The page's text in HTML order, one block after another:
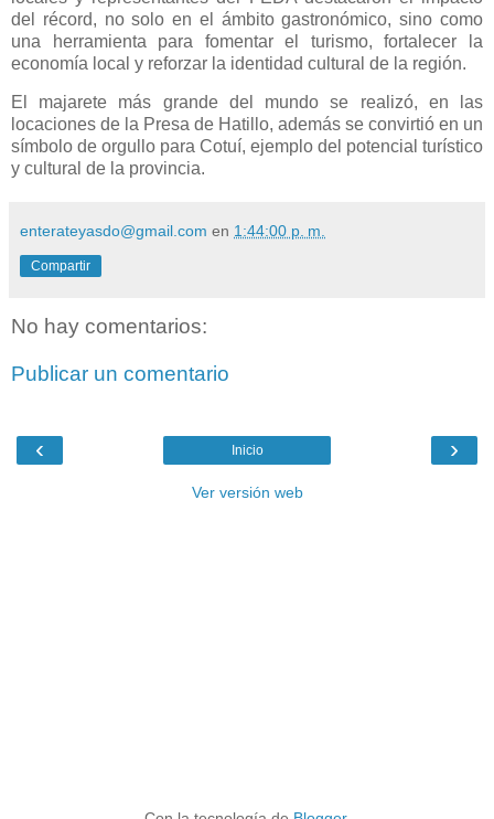
del récord, no solo en el ámbito gastronómico, sino como
una herramienta para fomentar el turismo, fortalecer la
economía local y reforzar la identidad cultural de la región.
El majarete más grande del mundo se realizó, en las
locaciones de la Presa de Hatillo, además se convirtió en un
símbolo de orgullo para Cotuí, ejemplo del potencial turístico
y cultural de la provincia.
enterateyasdo@gmail.com en 1:44:00 p. m.
Compartir
No hay comentarios:
Publicar un comentario
‹ ›
Inicio
Ver versión web